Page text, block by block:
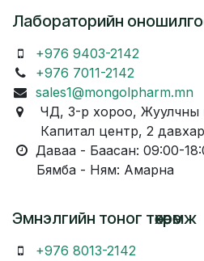
Лабораторийн
+976 9403-2142
+976 7011-2142
sales1@mongolpharm.mn
ЧД, 3-р хороо, Жуулчны
Капитал центр, 2
Даваа - Баасан: 09:00-
Бямба - Ням: Амарна
Эмнэлгийн тоног төхөөрөмж
+976 8013-2142